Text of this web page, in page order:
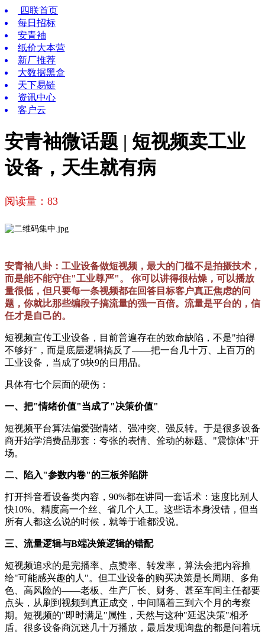
四联首页
每日招标
安青袖
纸价大本营
新厂推荐
大数据黑盒
天下易链
资讯中心
客户云
安青袖微话题 | 短视频卖工业
设备，天生就有病
阅读量： 83
安青袖八卦：工业设备做短视频，最大的门槛不是拍摄技术，
而是能不能守住"工业尊严"。 你可以讲得很枯燥，可以播放
量很低，但只要每一条视频都在回答目标客户真正焦虑的问
题，你就比那些编段子搞流量的强一百倍。流量是平台的，信
任才是自己的。
短视频宣传工业设备，目前普遍存在的致命缺陷，不是"拍得
不够好"，而是底层逻辑搞反了——把一台几十万、上百万的
工业设备，当成了9块9的日用品。
具体有七个层面的硬伤：
一、把"情绪价值"当成了"决策价值"
短视频平台算法偏爱强情绪、强冲突、强反转。于是很多设备
商开始学消费品那套：夸张的表情、耸动的标题、"震惊体"开
场。
二、陷入"参数内卷"的三板斧陷阱
打开抖音看设备类内容，90%都在讲同一套话术：速度比别人
快10%、精度高一个丝、省几个人工。这些话本身没错，但当
所有人都这么说的时候，就等于谁都没说。
三、流量逻辑与B端决策逻辑的错配
短视频追求的是完播率、点赞率、转发率，算法会把内容推
给"可能感兴趣的人"。但工业设备的购买决策是长周期、多角
色、高风险的——老板、生产厂长、财务、甚至车间主任都要
点头，从刷到视频到真正成交，中间隔着三到六个月的考察
期。短视频的"即时满足"属性，天然与这种"延迟决策"相矛
盾。很多设备商沉迷几十万播放，最后发现询盘的都是问着玩